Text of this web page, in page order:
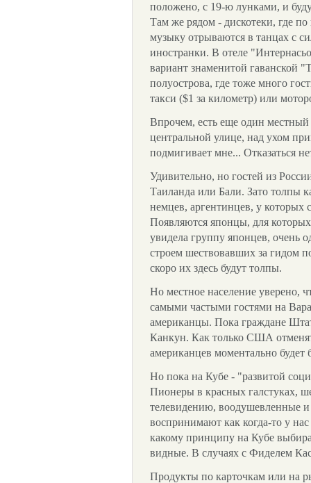
положено, с 19-ю лунками, и
Там же рядом - дискотеки, где
музыку отрываются в танцах с
иностранки. В отеле
вариант знаменитой гаванской
полуострова, где тоже много
такси ($1 за километр) или
Впрочем, есть еще один
центральной улице, над ухом
подмигивает мне... Отказаться
Удивительно, но гостей из
Таиланда или Бали. Зато толпы
немцев, аргентинцев, у которых
Появляются японцы, для
увидела группу японцев, очень
строем шествовавших за гидом
скоро их здесь будут толпы.
Но местное население уверено,
самыми частыми гостями на
американцы. Пока граждане
Канкун. Как только США
американцев моментально будет
Но пока на Кубе - "развитой
Пионеры в красных галстуках,
телевидению, воодушевленные
воспринимают как когда-то у
какому принципу на Кубе
видные. В случаях с Фиделем
Продукты по карточкам или на